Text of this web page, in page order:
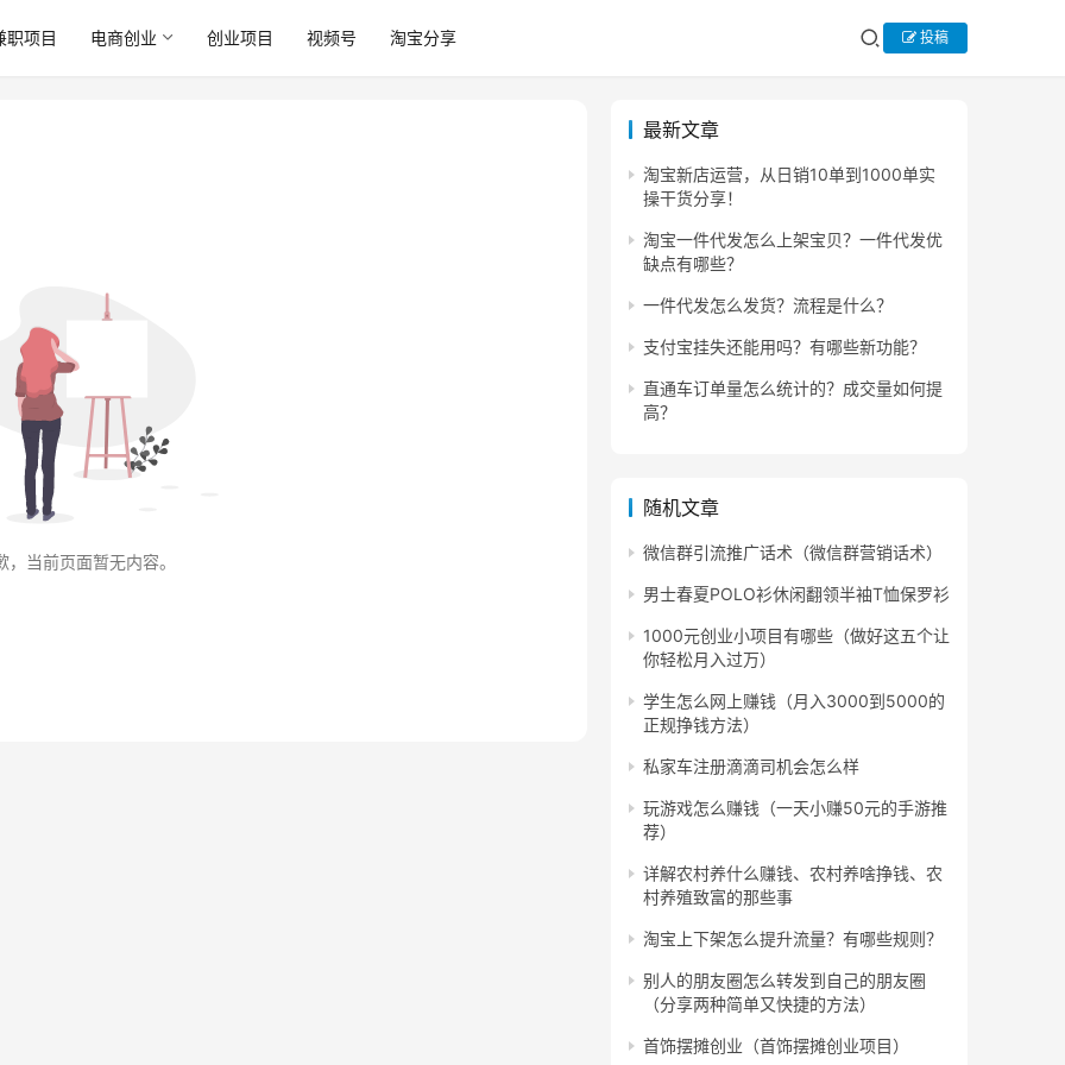
职项目 电商创业 创业项目 视频号 淘宝分享 投稿
，当前页面暂无内容。
最新文章
淘宝新店运营，从日销10单到1000单实
操干货分享！
淘宝一件代发怎么上架宝贝？一件代发优
缺点有哪些？
一件代发怎么发货？流程是什么？
支付宝挂失还能用吗？有哪些新功能？
直通车订单量怎么统计的？成交量如何提
高？
随机文章
微信群引流推广话术（微信群营销话术）
男士春夏POLO衫休闲翻领半袖T恤保罗衫
1000元创业小项目有哪些（做好这五个让
你轻松月入过万）
学生怎么网上赚钱（月入3000到5000的
正规挣钱方法）
私家车注册滴滴司机会怎么样
玩游戏怎么赚钱（一天小赚50元的手游推
荐）
详解农村养什么赚钱、农村养啥挣钱、农
村养殖致富的那些事
淘宝上下架怎么提升流量？有哪些规则？
别人的朋友圈怎么转发到自己的朋友圈
（分享两种简单又快捷的方法）
首饰摆摊创业（首饰摆摊创业项目）